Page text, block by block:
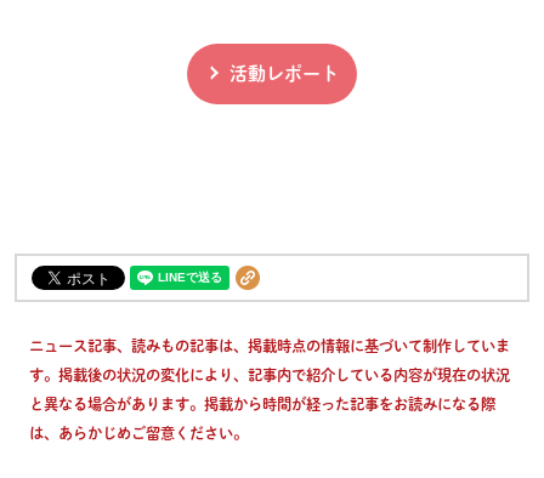
活動レポート
ニュース記事、読みもの記事は、掲載時点の情報に基づいて制作していま
す。掲載後の状況の変化により、記事内で紹介している内容が現在の状況
と異なる場合があります。掲載から時間が経った記事をお読みになる際
は、あらかじめご留意ください。